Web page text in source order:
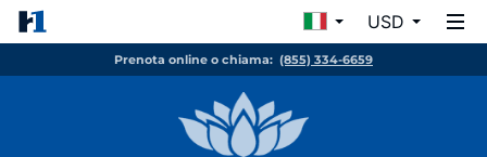
USD
Prenota online o chiama: (855) 334-6659